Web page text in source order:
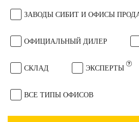
ЗАВОДЫ СИБИТ И ОФИСЫ
ОФИЦИАЛЬНЫЙ ДИЛЕР
СКЛАД ЭКСПЕРТЫ
ВСЕ ТИПЫ ОФИСОВ